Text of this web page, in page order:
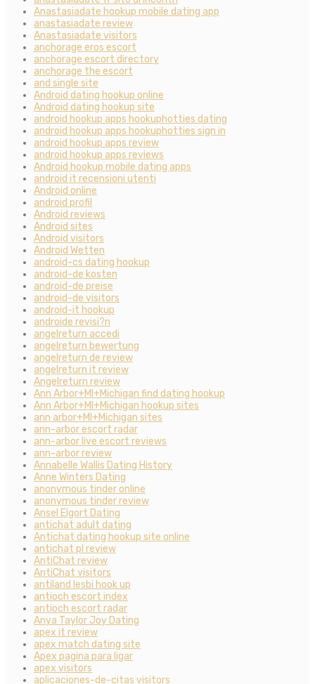
Anastasiadate hookup mobile dating app
anastasiadate review
Anastasiadate visitors
anchorage eros escort
anchorage escort directory
anchorage the escort
and single site
Android dating hookup online
Android dating hookup site
android hookup apps hookuphotties dating
android hookup apps hookuphotties sign in
android hookup apps review
android hookup apps reviews
Android hookup mobile dating apps
android it recensioni utenti
Android online
android profil
Android reviews
Android sites
Android visitors
Android Wetten
android-cs dating hookup
android-de kosten
android-de preise
android-de visitors
android-it hookup
androide revisi?n
angelreturn accedi
angelreturn bewertung
angelreturn de review
angelreturn it review
Angelreturn review
Ann Arbor+MI+Michigan find dating hookup
Ann Arbor+MI+Michigan hookup sites
ann arbor+MI+Michigan sites
ann-arbor escort radar
ann-arbor live escort reviews
ann-arbor review
Annabelle Wallis Dating History
Anne Winters Dating
anonymous tinder online
anonymous tinder review
Ansel Elgort Dating
antichat adult dating
Antichat dating hookup site online
antichat pl review
AntiChat review
AntiChat visitors
antiland lesbi hook up
antioch escort index
antioch escort radar
Anya Taylor Joy Dating
apex it review
apex match dating site
Apex pagina para ligar
apex visitors
aplicaciones-de-citas visitors